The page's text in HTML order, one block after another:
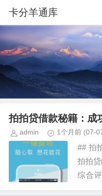
卡分羊通库
拍拍贷借款秘籍：成
admin 1个月前 (07-
## 拍
拍拍
综合